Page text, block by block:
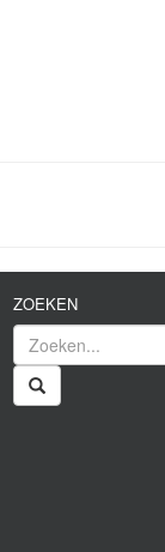
ZOEKEN